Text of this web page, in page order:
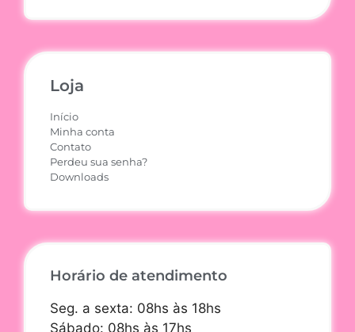
Loja
Início
Minha conta
Contato
Perdeu sua senha?
Downloads
Horário de atendimento
Seg. a sexta: 08hs às 18hs
Sábado: 08hs às 17hs